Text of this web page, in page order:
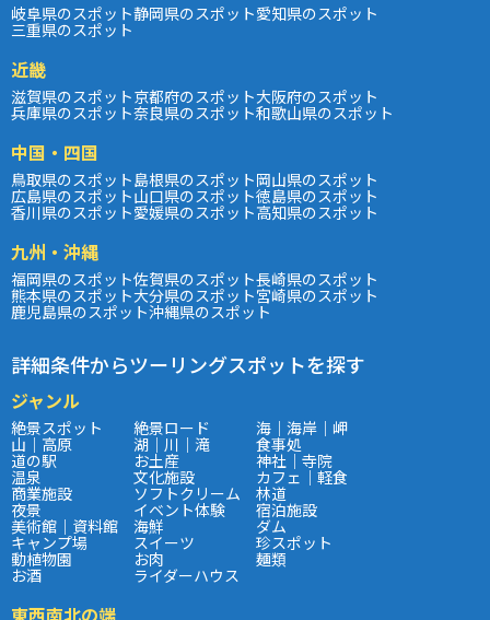
岐阜県のスポット静岡県のスポット愛知県のスポット
三重県のスポット
近畿
滋賀県のスポット京都府のスポット大阪府のスポット
兵庫県のスポット奈良県のスポット和歌山県のスポット
中国・四国
鳥取県のスポット島根県のスポット岡山県のスポット
広島県のスポット山口県のスポット徳島県のスポット
香川県のスポット愛媛県のスポット高知県のスポット
九州・沖縄
福岡県のスポット佐賀県のスポット長崎県のスポット
熊本県のスポット大分県のスポット宮崎県のスポット
鹿児島県のスポット沖縄県のスポット
詳細条件からツーリングスポットを探す
ジャンル
絶景スポット 絶景ロード 海｜海岸｜岬
山｜高原 湖｜川｜滝 食事処
道の駅 お土産 神社｜寺院
温泉 文化施設 カフェ｜軽食
商業施設 ソフトクリーム 林道
夜景 イベント体験 宿泊施設
美術館｜資料館 海鮮 ダム
キャンプ場 スイーツ 珍スポット
動植物園 お肉 麺類
お酒 ライダーハウス
東西南北の端